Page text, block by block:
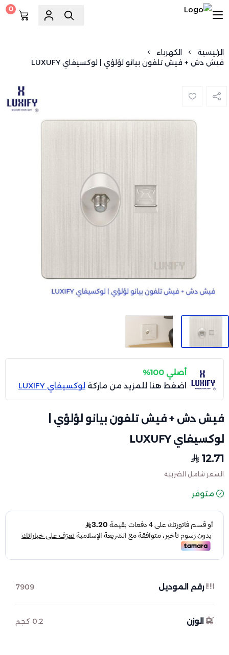
0
الرئيسية
الكهرباء
فيش دش + فيش تلفون بيانو لؤلؤي | لوكسيفاي LUXUFY
أصلي 100%
اضغط هنا للمزيد من ماركة لوكسيفاي LUXIFY
فيش دش + فيش تلفون بيانو لؤلؤي |
لوكسيفاي LUXUFY
12.71
السعر شامل الضريبة
متوفر
رقم الموديل 7909
الوزن 0.2 كجم